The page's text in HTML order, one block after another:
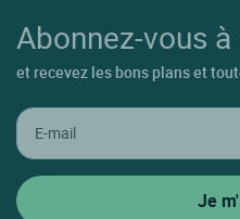
Abonnez-vous
et recevez les bons plans et